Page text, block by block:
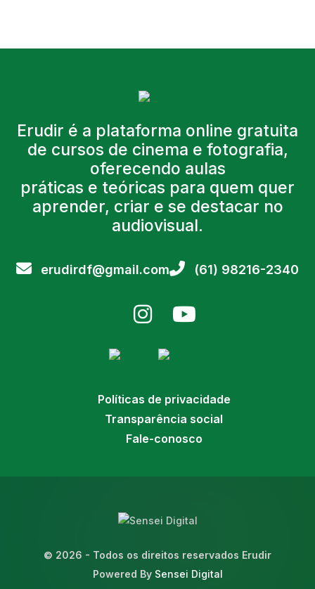
Erudir é a plataforma online gratuita
de cursos de cinema e fotografia,
oferecendo aulas
práticas e teóricas para quem quer
aprender, criar e se destacar no
audiovisual.
erudirdf@gmail.com (61) 98216-2340
Políticas de privacidade
Transparência social
Fale-conosco
© 2026 - Todos os direitos reservados Erudir
Powered By Sensei Digital